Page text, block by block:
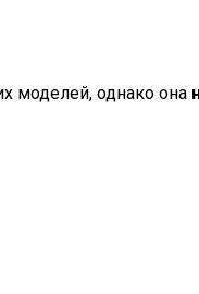
моделей, однако она